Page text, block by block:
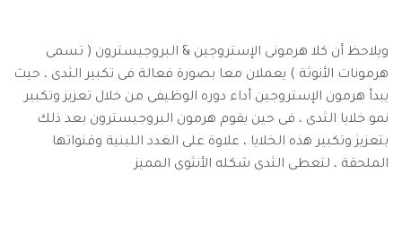
ويلاحظ أن كلا هرمونى الإستروجين & البروجيسترون ( تسمى
هرمونات الأنوثة ) يعملان معا بصورة فعالة فى تكبير الثدى ، حيث
يبدأ هرمون الإستروجين أداء دوره الوظيفى من خلال تعزيز وتكبير
نمو خلايا الثدى ، فى حين يقوم هرمون البروجيسترون بعد ذلك
بتعزيز وتكبير هذه الخلايا ، علاوة على الغدد اللبنية وقنواتها
الملحقة ، لتعطى الثدى شكله الأنثوى المميز